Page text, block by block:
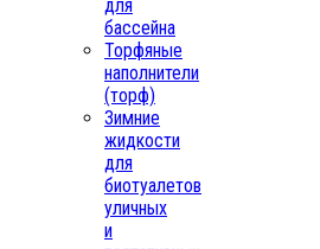
для
бассейна
Торфяные
наполнители
(торф)
Зимние
жидкости
для
биотуалетов
уличных
и